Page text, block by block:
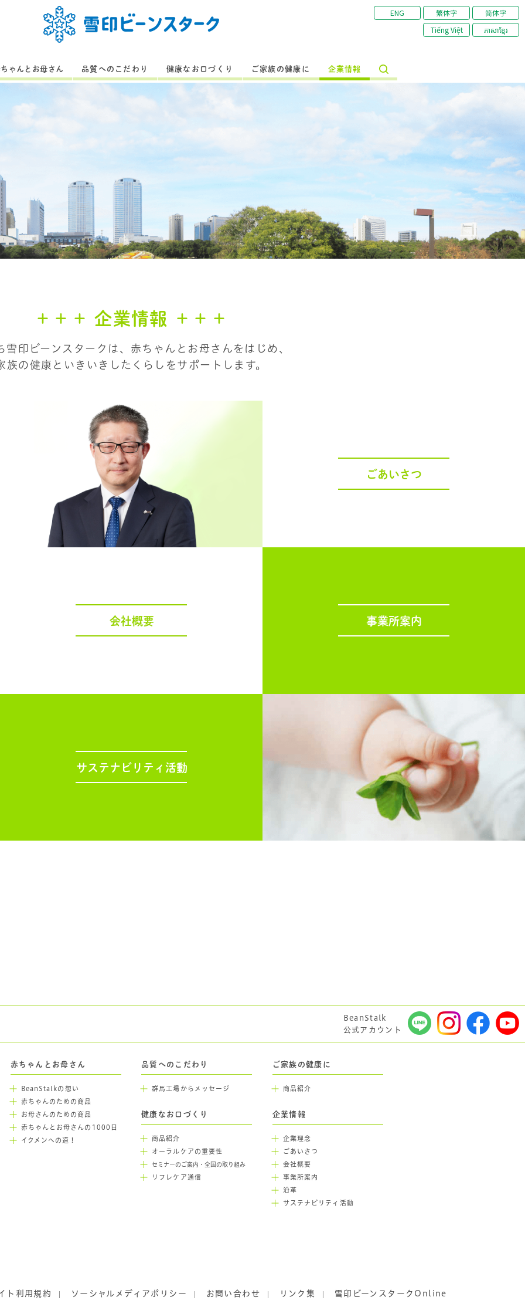
ENG 繁体字
简体字
Tiếng Việt
ភាសាខ្មែរ
ゃんとお母さん 品質へのこだわり 健康なお口づくり ご家族の健康に 企業情報
＋＋＋ 企業情報 ＋＋＋
雪印ビーンスタークは、赤ちゃんとお母さんをはじめ、
族の健康といきいきしたくらしをサポートします。
ごあいさつ
会社概要 事業所案内
サステナビリティ活動
BeanStalk
公式アカウント
赤ちゃんとお母さん
BeanStalkの想い
赤ちゃんのための商品
お母さんのための商品
赤ちゃんとお母さんの1000日
イクメンへの道！
品質へのこだわり
群馬工場からメッセージ
健康なお口づくり
商品紹介
オーラルケアの重要性
セミナーのご案内・全国の取り組み
リフレケア通信
ご家族の健康に
商品紹介
企業情報
企業理念
ごあいさつ
会社概要
事業所案内
沿革
サステナビリティ活動
ト利用規約 | ソーシャルメディアポリシー | お問い合わせ | リンク集 | 雪印ビーンスタークOnline